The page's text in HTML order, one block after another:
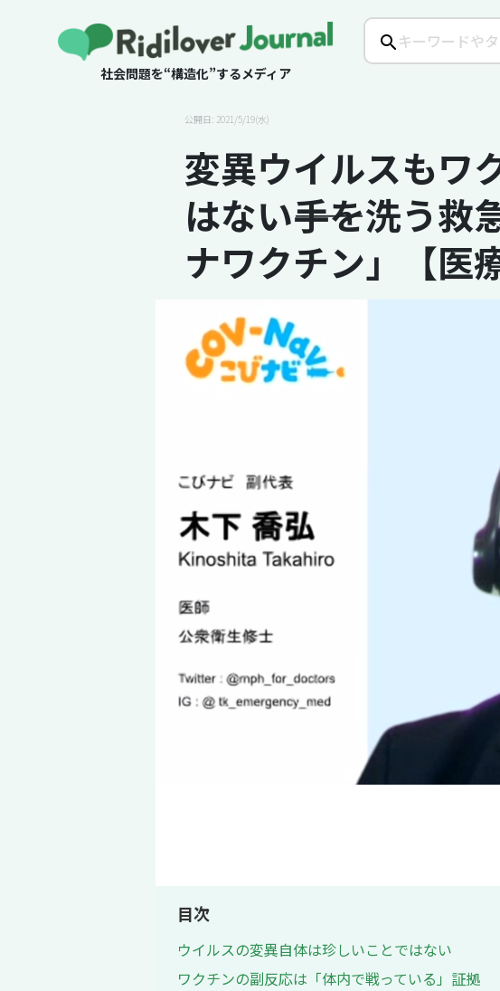
社会問題を“構造化”するメディア
公開日: 2021/5/19(水)
変異ウイルスもワ
はない――手を洗う
ナワクチン」【医
目次
ウイルスの変異自体は珍しいことではない
ワクチンの副反応は「体内で戦っている」証拠